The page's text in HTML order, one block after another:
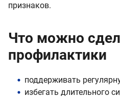
признаков.
Что можно
профилактики
поддерживать
избегать длительного